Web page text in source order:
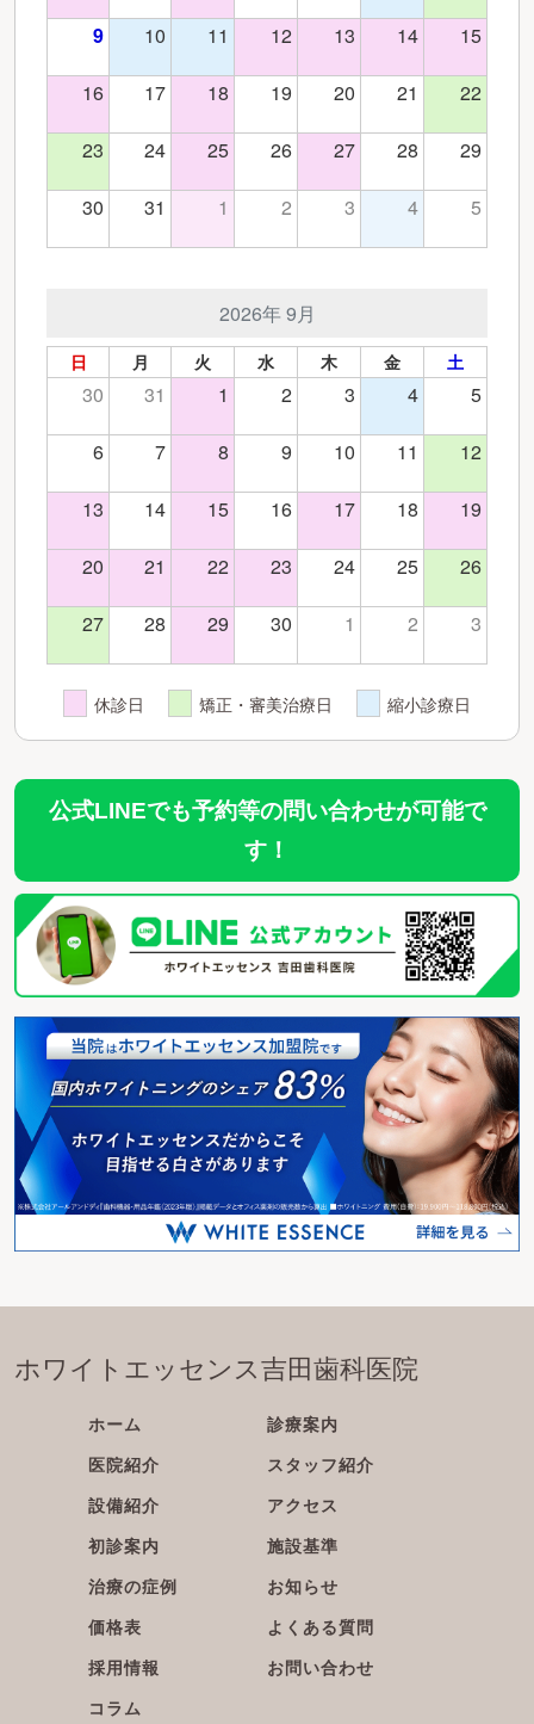
9 10 11 12 13 14 15
16 17 18 19 20 21 22
23 24 25 26 27 28 29
30 31 1 2 3 4 5
2026年 9月
日 月 火 水 木 金 土
30 31 1 2 3 4 5
6 7 8 9 10 11 12
13 14 15 16 17 18 19
20 21 22 23 24 25 26
27 28 29 30 1 2 3
休診日 矯正・審美治療日 縮小診療日
公式LINEでも予約等の問い合わせが可能で
す！
ホワイトエッセンス吉田歯科医院
ホーム
医院紹介
設備紹介
初診案内
診療案内
スタッフ紹介
アクセス
施設基準
治療の症例
価格表
採用情報
コラム
お知らせ
よくある質問
お問い合わせ